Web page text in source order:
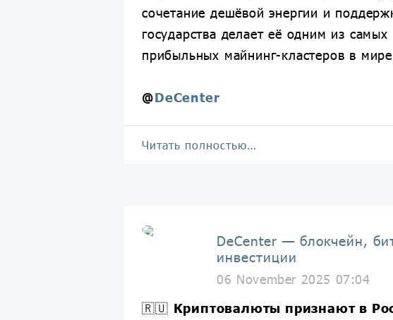
сочетание дешёвой энергии и
государства делает её одним из самых
прибыльных майнинг-кластеров в
@DeCenter
Читать полностью…
DeCenter — блокчейн,
инвестиции
06 November 2025 07:04
🇷🇺 Криптовалюты признают в